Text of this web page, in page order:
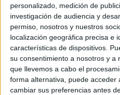
personalizado, medición de
investigación de audiencia y
permiso, nosotros y nuestros
localización geográfica precisa e
características de dispositivos.
su consentimiento a nosotros y a
que llevemos a cabo el
forma alternativa, puede acceder
cambiar sus preferencias antes
La constitución
España Vídeo
Publicado el 28 noviembre,
Entender la Constitución y
un país es fundamental para
más jóvenes. Por eso,
presentamos un vídeo